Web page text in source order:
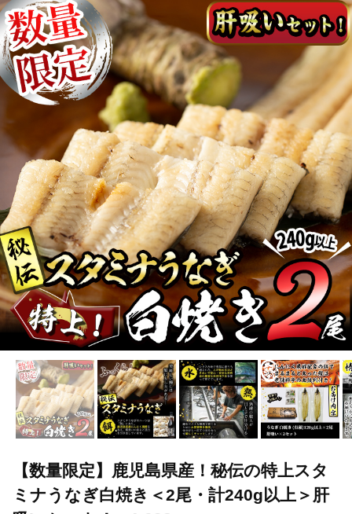
TOP 加工食品 惣菜・レトルト 【数量限定】鹿児島県産！
【数量限定】鹿児島県産！秘伝の特上スタ
ミナうなぎ白焼き＜2尾・計240g以上＞肝